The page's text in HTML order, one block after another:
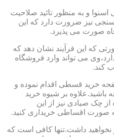
و به منظور تائید صلاحیت
نیز ضرورت دارد که این
صورت می پذیرد.
که این فرآیند نشان دهد که
می تواند وارد فروشگاه
کند.
خرید قسطی اقدام نموده و
بر شیوه خرید
از چک صیادی نیز از این
صورت اقساطی خریداری کنید.
داشت.تنها کافی است که